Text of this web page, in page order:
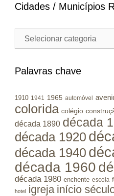
Cidades / Municípios
Cidades
Municípios
Palavras chave
1910 1941 1965 automóvel
colorida colégio
década 1890 década
década 1920
década 1940
década 1960
década 1980 enchente escola
hotel igreja início